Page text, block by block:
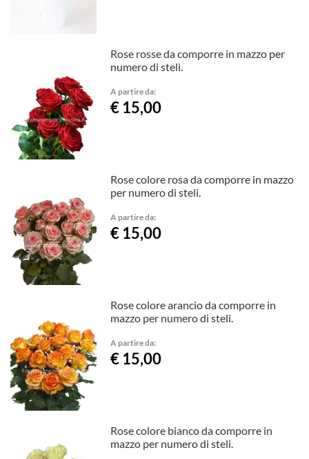
Rose rosse da comporre in mazzo per
numero di steli.
A partire da:
€ 15,00
Rose colore rosa da comporre in mazzo
per numero di steli.
A partire da:
€ 15,00
Rose colore arancio da comporre in
mazzo per numero di steli.
A partire da:
€ 15,00
Rose colore bianco da comporre in
mazzo per numero di steli.